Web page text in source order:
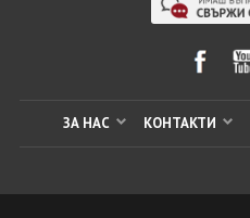
ЗА НАС КОНТАКТИ